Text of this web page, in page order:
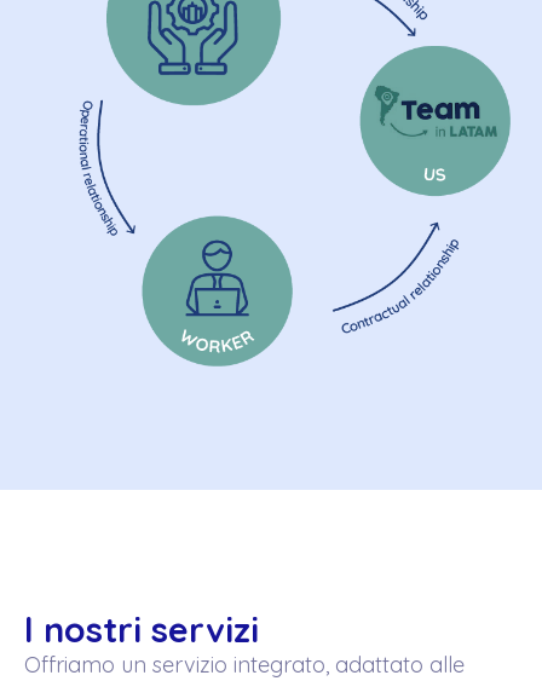
I nostri servizi
Offriamo un servizio integrato, adattato alle